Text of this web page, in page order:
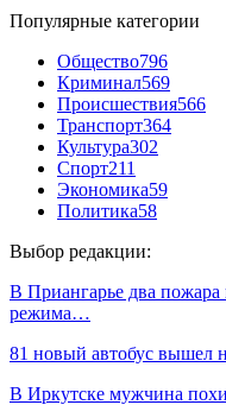
Популярные категории
Общество796
Криминал569
Происшествия566
Транспорт364
Культура302
Спорт211
Экономика59
Политика58
Выбор редакции:
В Приангарье два пожара
режима…
81 новый автобус вышел
В Иркутске мужчина